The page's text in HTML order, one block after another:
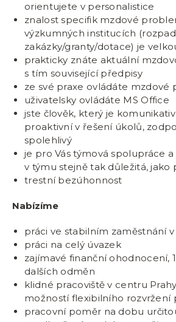
orientujete v personalistice
znalost specifik mzdové
výzkumných institucích
zakázky/granty/dotace) je
prakticky znáte aktuální
s tím související předpisy
ze své praxe ovládáte mzdové
uživatelsky ovládáte MS Office
jste člověk, který je
proaktivní v řešení úkolů,
spolehlivý
je pro Vás týmová spolupráce
v týmu stejně tak důležitá, jako
trestní bezúhonnost
Nabízíme
práci ve stabilním zaměstnání
práci na celý úvazek
zajímavé finanční ohodnocení,
dalších odměn
klidné pracoviště v centru
možností flexibilního rozvržení
pracovní poměr na dobu